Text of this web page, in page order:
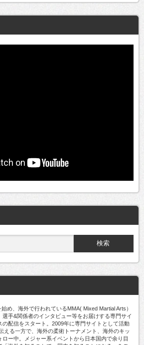
め、海外で行われているMMA( Mixed Martial Arts）
手&関係者のインタビュー等をお届けする専門サイ
の配信をスタート。2009年に専門サイトとして活動
える一方で、海外の柔術トーナメント、海外のキッ
ー中。メジャー系イベントから日本国内で余り目